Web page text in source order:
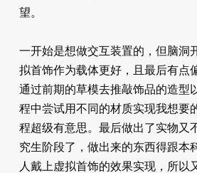
望。
一开始是想做交互装置的，但脑洞
拟首饰作为载体更好，且最后有点
通过前期的草模去推敲饰品的造型
程中尝试用不同的材质实现我想要
程超级有意思。最后做出了实物又
究生阶段了，做出来的东西得跟本
人戴上虚拟首饰的效果实现，所以